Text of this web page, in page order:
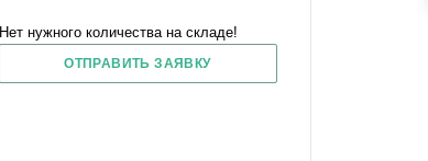
Нет нужного количества на складе!
ОТПРАВИТЬ ЗАЯВКУ